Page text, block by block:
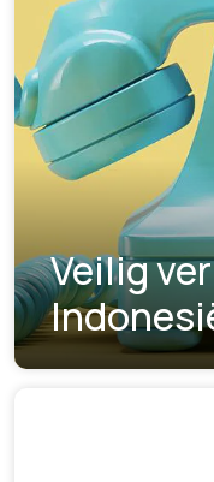
Veilig